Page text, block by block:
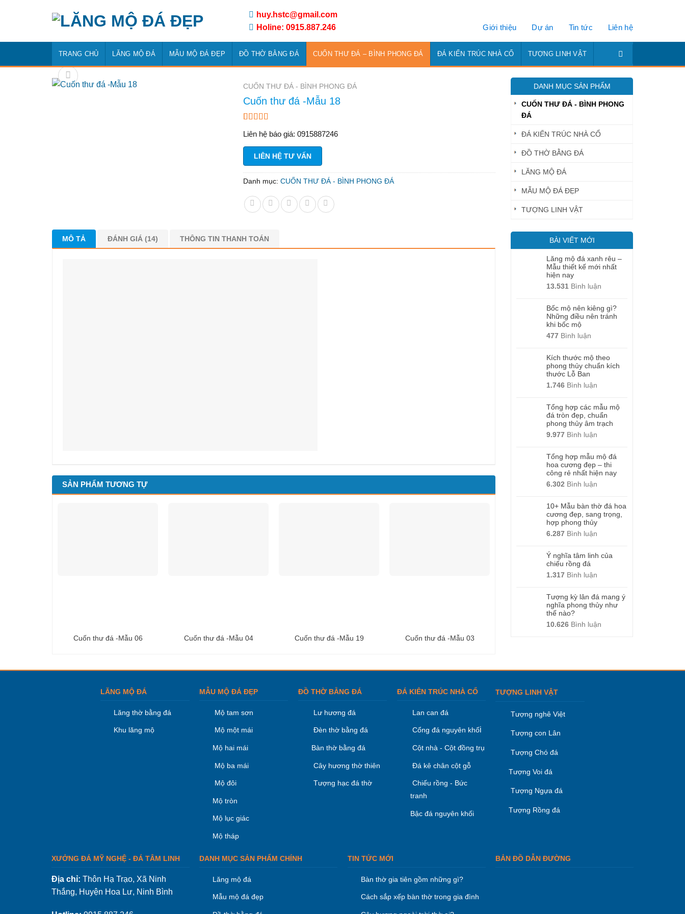
dung
huy.hstc@gmail.com
Holine: 0915.887.246
Giới thiệu Dự án Tin tức Liên hệ
TRANG CHỦ LĂNG MỘ ĐÁ MẪU MỘ ĐÁ ĐẸP ĐỒ THỜ BẰNG ĐÁ CUỐN THƯ ĐÁ – BÌNH PHONG ĐÁ ĐÁ KIẾN TRÚC NHÀ CỔ TƯỢNG LINH VẬT
DANH MỤC SẢN PHẨM
CUỐN THƯ ĐÁ - BÌNH PHONG
ĐÁ
ĐÁ KIẾN TRÚC NHÀ CỔ
ĐỒ THỜ BẰNG ĐÁ
LĂNG MỘ ĐÁ
MẪU MỘ ĐÁ ĐẸP
TƯỢNG LINH VẬT
BÀI VIẾT MỚI
Lăng mộ đá xanh rêu –
Mẫu thiết kế mới nhất
hiện nay
13.531 Bình luận
Bốc mộ nên kiêng gì?
Những điều nên tránh
khi bốc mộ
477 Bình luận
Kích thước mộ theo
phong thủy chuẩn kích
thước Lỗ Ban
1.746 Bình luận
Tổng hợp các mẫu mộ
đá tròn đẹp, chuẩn
phong thủy âm trạch
9.977 Bình luận
Tổng hợp mẫu mộ đá
hoa cương đẹp – thi
công rẻ nhất hiện nay
6.302 Bình luận
10+ Mẫu bàn thờ đá hoa
cương đẹp, sang trọng,
hợp phong thủy
6.287 Bình luận
Ý nghĩa tâm linh của
chiếu rồng đá
1.317 Bình luận
Tượng kỳ lân đá mang ý
nghĩa phong thủy như
thế nào?
10.626 Bình luận
CUỐN THƯ ĐÁ - BÌNH PHONG ĐÁ
Cuốn thư đá -Mẫu 18
5 dựa trên
đánh giá
Liên hệ báo giá: 0915887246
LIÊN HỆ TƯ VẤN
Danh mục: CUỐN THƯ ĐÁ - BÌNH PHONG ĐÁ
MÔ TẢ ĐÁNH GIÁ (14) THÔNG TIN THANH TOÁN
SẢN PHẨM TƯƠNG TỰ
Cuốn thư đá -Mẫu 06 Cuốn thư đá -Mẫu 04 Cuốn thư đá -Mẫu 19 Cuốn thư đá -Mẫu 03
LĂNG MỘ ĐÁ
Lăng thờ bằng đá
Khu lăng mộ
MẪU MỘ ĐÁ ĐẸP
Mộ tam sơn
Mộ một mái
Mộ hai mái
Mộ ba mái
Mộ đôi
Mộ tròn
Mộ lục giác
Mộ tháp
ĐỒ THỜ BẰNG ĐÁ
Lư hương đá
Đèn thờ bằng đá
Bàn thờ bằng đá
Cây hương thờ thiên
Tượng hạc đá thờ
ĐÁ KIÊN TRÚC NHÀ CỔ
Lan can đá
Cổng đá nguyên khối
Cột nhà - Cột đồng trụ
Đá kê chân cột gỗ
Chiếu rồng - Bức
tranh
Bậc đá nguyên khối
TƯỢNG LINH VẬT
Tượng nghê Việt
Tượng con Lân
Tượng Chó đá
Tượng Voi đá
Tượng Ngựa đá
Tượng Rồng đá
XƯỞNG ĐÁ MỸ NGHỆ - ĐÁ TÂM LINH
Địa chỉ: Thôn Hạ Trạo, Xã Ninh
Thắng, Huyện Hoa Lư, Ninh Bình
DANH MỤC SẢN PHẨM CHÍNH
Lăng mộ đá
Mẫu mộ đá đẹp
TIN TỨC MỚI
Bàn thờ gia tiên gồm những gì?
Cách sắp xếp bàn thờ trong gia đình
BẢN ĐỒ DẪN ĐƯỜNG